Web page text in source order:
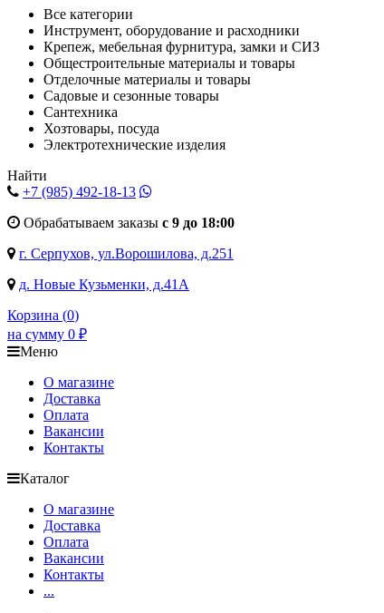
Все категории
Инструмент, оборудование и расходники
Крепеж, мебельная фурнитура, замки и СИЗ
Общестроительные материалы и товары
Отделочные материалы и товары
Садовые и сезонные товары
Сантехника
Хозтовары, посуда
Электротехнические изделия
Найти
+7 (985) 492-18-13
Обрабатываем заказы с 9 до 18:00
г. Серпухов, ул.Ворошилова, д.251
д. Новые Кузьменки, д.41А
Корзина (0)
на сумму 0 ₽
Меню
О магазине
Доставка
Оплата
Вакансии
Контакты
Каталог
О магазине
Доставка
Оплата
Вакансии
Контакты
...